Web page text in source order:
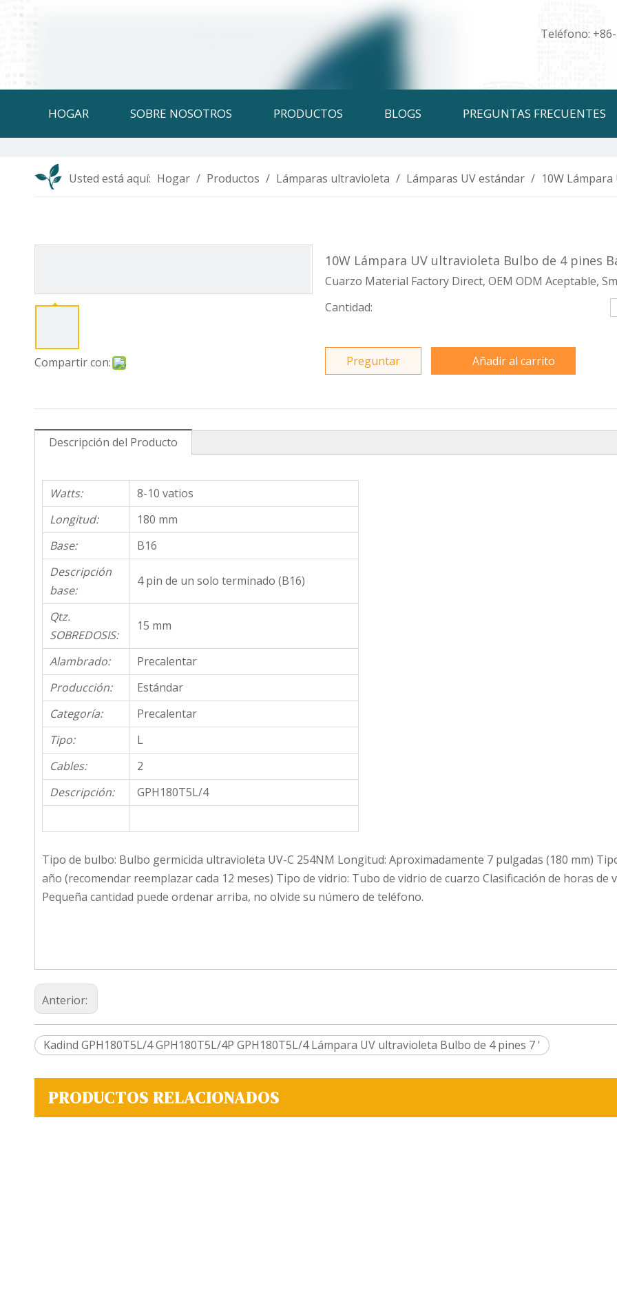
Teléfono:
HOGAR SOBRE NOSOTROS PRODUCTOS BLOGS PREGUNTAS FRECUENTES
Usted está aquí: Hogar / Productos / Lámparas ultravioleta / Lámparas UV estándar / 10W
Compartir con:
10W Lámpara UV ultravioleta Bulbo de 4 pines
Cuarzo Material Factory Direct, OEM ODM Aceptable,
Cantidad:
Preguntar Añadir al carrito
Descripción del Producto
Watts:
8-10 vatios
Longitud:
180 mm
Base:
B16
Descripción
base:
4 pin de un solo terminado (B16)
Qtz.
SOBREDOSIS:
15 mm
Alambrado:
Precalentar
Producción:
Estándar
Categoría:
Precalentar
Tipo:
L
Cables:
2
Descripción:
GPH180T5L/4
Tipo de bulbo: Bulbo germicida ultravioleta UV-C 254NM Longitud: Aproximadamente 7 pulgadas (180 mm)
año (recomendar reemplazar cada 12 meses) Tipo de vidrio: Tubo de vidrio de cuarzo Clasificación de horas de
Pequeña cantidad puede ordenar arriba, no olvide su número de teléfono.
Anterior:
Kadind GPH180T5L/4 GPH180T5L/4P GPH180T5L/4 Lámpara UV ultravioleta Bulbo de 4 pines 7 '
PRODUCTOS RELACIONADOS